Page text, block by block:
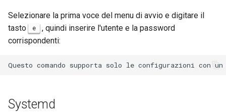
Selezionare la prima voce del menu di avvio e digitare il
tasto
e , quindi inserire l'utente e la password
corrispondenti:
Questo comando supporta solo le configurazioni con un
Systemd